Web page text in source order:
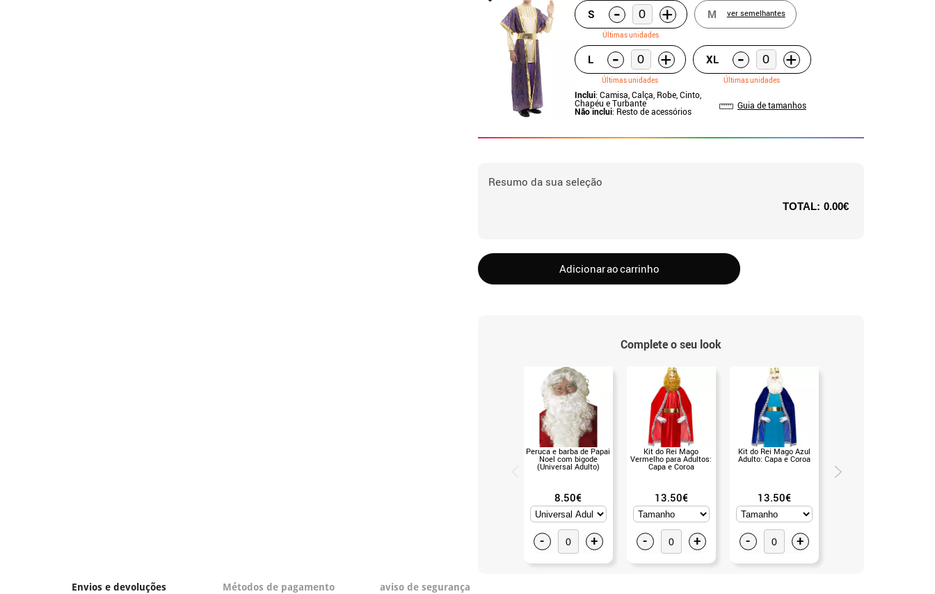
S - +
Últimas unidades
M ver semelhantes
L - +
Últimas unidades
XL - +
Últimas unidades
Inclui: Camisa, Calça, Robe, Cinto,
Chapéu e Turbante
Não inclui: Resto de acessórios
Guia de tamanhos
Resumo da sua seleção
TOTAL: 0.00€
Adicionar ao carrinho
Complete o seu look
Peruca e barba de Papai
Noel com bigode
(Universal Adulto)
8.50€
- +
Kit do Rei Mago
Vermelho para Adultos:
Capa e Coroa
13.50€
- +
Kit do Rei Mago Azul
Adulto: Capa e Coroa
13.50€
- +
Envios e devoluções Métodos de pagamento aviso de segurança